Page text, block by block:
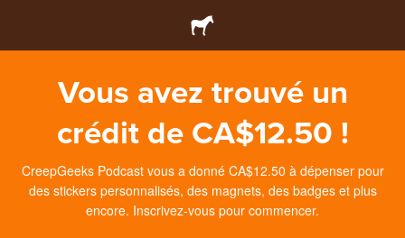
Vous avez trouvé un
crédit de CA$12.50 !
CreepGeeks Podcast vous a donné CA$12.50 à dépenser pour
des stickers personnalisés, des magnets, des badges et plus
encore. Inscrivez-vous pour commencer.